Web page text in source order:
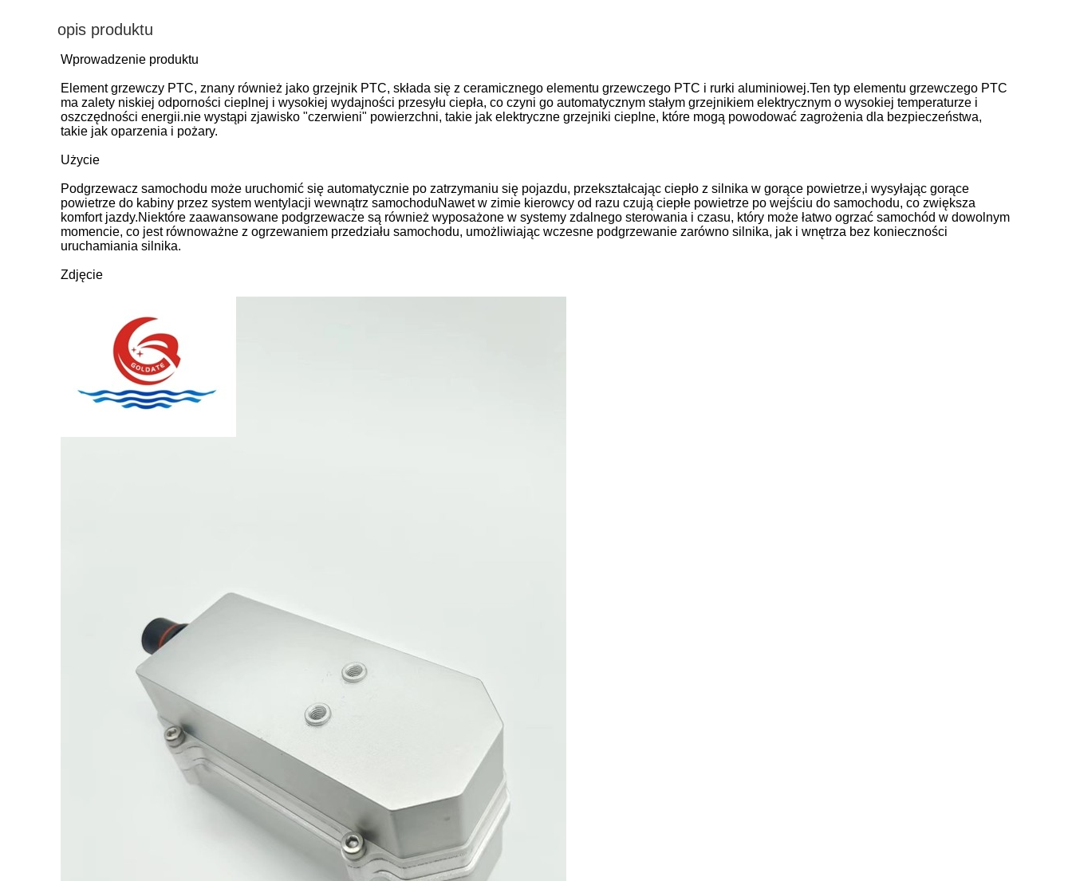
opis produktu
Wprowadzenie produktu
Element grzewczy PTC, znany również jako grzejnik PTC, składa się z ceramicznego elementu grzewczego PTC i rurki aluminiowej.Ten typ elementu grzewczego PTC
ma zalety niskiej odporności cieplnej i wysokiej wydajności przesyłu ciepła, co czyni go automatycznym stałym grzejnikiem elektrycznym o wysokiej temperaturze i
oszczędności energii.nie wystąpi zjawisko "czerwieni" powierzchni, takie jak elektryczne grzejniki cieplne, które mogą powodować zagrożenia dla bezpieczeństwa,
takie jak oparzenia i pożary.
Użycie
Podgrzewacz samochodu może uruchomić się automatycznie po zatrzymaniu się pojazdu, przekształcając ciepło z silnika w gorące powietrze,i wysyłając gorące
powietrze do kabiny przez system wentylacji wewnątrz samochoduNawet w zimie kierowcy od razu czują ciepłe powietrze po wejściu do samochodu, co zwiększa
komfort jazdy.Niektóre zaawansowane podgrzewacze są również wyposażone w systemy zdalnego sterowania i czasu, który może łatwo ogrzać samochód w dowolnym
momencie, co jest równoważne z ogrzewaniem przedziału samochodu, umożliwiając wczesne podgrzewanie zarówno silnika, jak i wnętrza bez konieczności
uruchamiania silnika.
Zdjęcie